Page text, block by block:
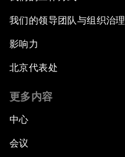
我们的领导团队与组织治理
影响力
北京代表处
更多内容
中心
会议